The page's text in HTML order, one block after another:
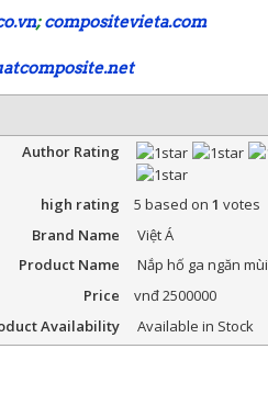
;compositevieta.com
Author Rating
high rating 5 based on 1 votes
Brand Name
Việt Á
Product Name
Nắp hố ga ngăn mùi
Price
vnđ2500000
Availability
Available in Stock